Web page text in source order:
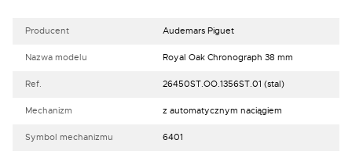
Producent Audemars Piguet
Nazwa modelu Royal Oak Chronograph 38 mm
Ref. 26450ST.OO.1356ST.01 (stal)
Mechanizm z automatycznym naciągiem
Symbol mechanizmu 6401